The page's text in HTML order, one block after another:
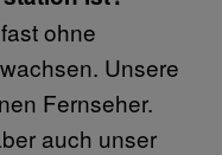
ohne
Unsere
Fernseher.
auch unser